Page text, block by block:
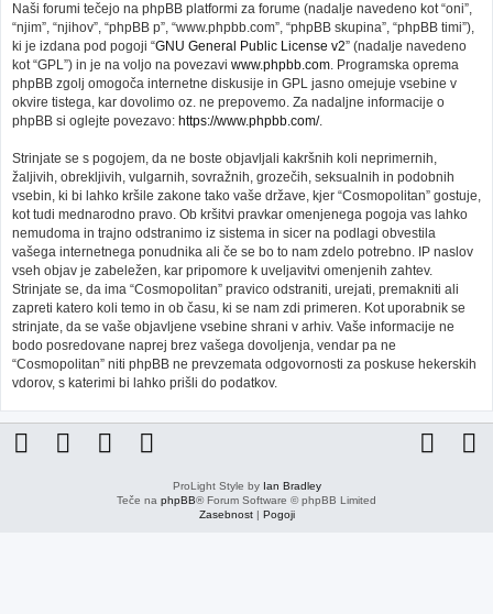
Naši forumi tečejo na phpBB platformi za forume (nadalje navedeno kot “oni”,
“njim”, “njihov”, “phpBB p”, “www.phpbb.com”, “phpBB skupina”, “phpBB timi”),
ki je izdana pod pogoji “GNU General Public License v2” (nadalje navedeno
kot “GPL”) in je na voljo na povezavi www.phpbb.com. Programska oprema
phpBB zgolj omogoča internetne diskusije in GPL jasno omejuje vsebine v
okvire tistega, kar dovolimo oz. ne prepovemo. Za nadaljne informacije o
phpBB si oglejte povezavo: https://www.phpbb.com/.
Strinjate se s pogojem, da ne boste objavljali kakršnih koli neprimernih,
žaljivih, obrekljivih, vulgarnih, sovražnih, grozečih, seksualnih in podobnih
vsebin, ki bi lahko kršile zakone tako vaše države, kjer “Cosmopolitan” gostuje,
kot tudi mednarodno pravo. Ob kršitvi pravkar omenjenega pogoja vas lahko
nemudoma in trajno odstranimo iz sistema in sicer na podlagi obvestila
vašega internetnega ponudnika ali če se bo to nam zdelo potrebno. IP naslov
vseh objav je zabeležen, kar pripomore k uveljavitvi omenjenih zahtev.
Strinjate se, da ima “Cosmopolitan” pravico odstraniti, urejati, premakniti ali
zapreti katero koli temo in ob času, ki se nam zdi primeren. Kot uporabnik se
strinjate, da se vaše objavljene vsebine shrani v arhiv. Vaše informacije ne
bodo posredovane naprej brez vašega dovoljenja, vendar pa ne
“Cosmopolitan” niti phpBB ne prevzemata odgovornosti za poskuse hekerskih
vdorov, s katerimi bi lahko prišli do podatkov.
ProLight Style by Ian Bradley
Teče na phpBB® Forum Software © phpBB Limited
Zasebnost| Pogoji